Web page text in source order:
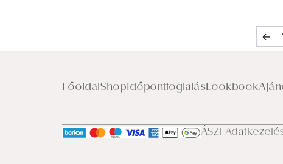
←
FőoldalShopIdőpontfoglalásLookbook
ÁSZF